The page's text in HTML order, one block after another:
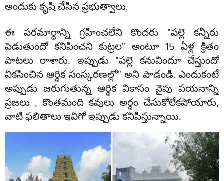
అందుకు కృషి చేసిన ప్రభుత్వాలు.
ఈ పరమార్ధాన్ని గ్రహించలేని కొందరు "పల్లె కన్నీరు
పెడుతుందో కనిపించని కుట్రల" అంటూ 15 ఏళ్ల క్రితం
పాటలు రాశారు. ఇప్పుడు "పల్లె కనువిందూ చేస్తుందో
వికసించిన ఆర్ధిక సంస్కరణల్లో" అని పాడండి. ఎందుకంటే
అప్పుడు జరుగుతున్న ఆర్ధిక వికాసం వైపు పయనాన్ని
ప్రజలు , కొంతమంది కవులు అర్ధం చేసుకోలేకపోయారు,
వాటి ఫలితాలు ఇవిగో ఇప్పుడు కనిపిస్తున్నాయి.